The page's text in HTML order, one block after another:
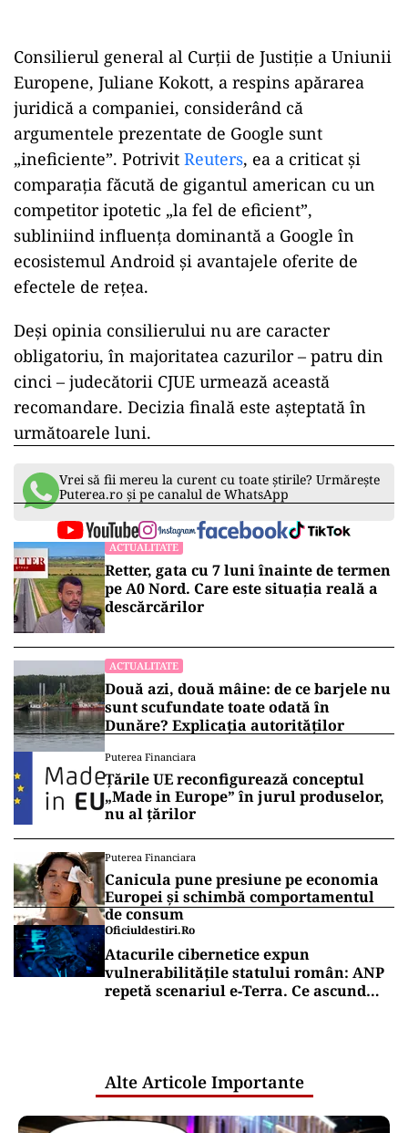
Consilierul general al Curții de Justiție a Uniunii
Europene, Juliane Kokott, a respins apărarea
juridică a companiei, considerând că
argumentele prezentate de Google sunt
„ineficiente”. Potrivit Reuters, ea a criticat și
comparația făcută de gigantul american cu un
competitor ipotetic „la fel de eficient”,
subliniind influența dominantă a Google în
ecosistemul Android și avantajele oferite de
efectele de rețea.
Deși opinia consilierului nu are caracter
obligatoriu, în majoritatea cazurilor – patru din
cinci – judecătorii CJUE urmează această
recomandare. Decizia finală este așteptată în
următoarele luni.
Vrei să fii mereu la curent cu toate știrile? Urmărește
Puterea.ro și pe canalul de WhatsApp
ACTUALITATE
Retter, gata cu 7 luni înainte de termen
pe A0 Nord. Care este situația reală a
descărcărilor
ACTUALITATE
Două azi, două mâine: de ce barjele nu
sunt scufundate toate odată în
Dunăre? Explicația autorităților
Puterea Financiara
Țările UE reconfigurează conceptul
„Made in Europe” în jurul produselor,
nu al țărilor
Puterea Financiara
Canicula pune presiune pe economia
Europei și schimbă comportamentul
de consum
Oficiuldestiri.ro
Atacurile cibernetice expun
vulnerabilitățile statului român: ANP
repetă scenariul e‑Terra. Ce ascund
Alte Articole Importante